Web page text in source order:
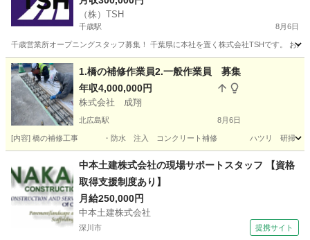
（株）TSH
千歳駅 8月6日
千歳営業所オープニングスタッフ募集！ 千葉県に本社を置く株式会社TSHです。 お
北海道 千歳市 千歳駅 その他 未経験
1.橋の補修作業員2.一般作業員 募集
年収4,000,000円
株式会社 成翔
北広島駅 8月6日
[内容] 橋の補修工事 ・防水 注入 コンクリート補修 ハツリ
北広島市 北広島駅 その他 北海道 札幌市
白石駅 その他
中本土建株式会社の現場サポートスタッフ 【資格
取得支援制度あり】
月給250,000円
中本土建株式会社
深川市 提携サイト